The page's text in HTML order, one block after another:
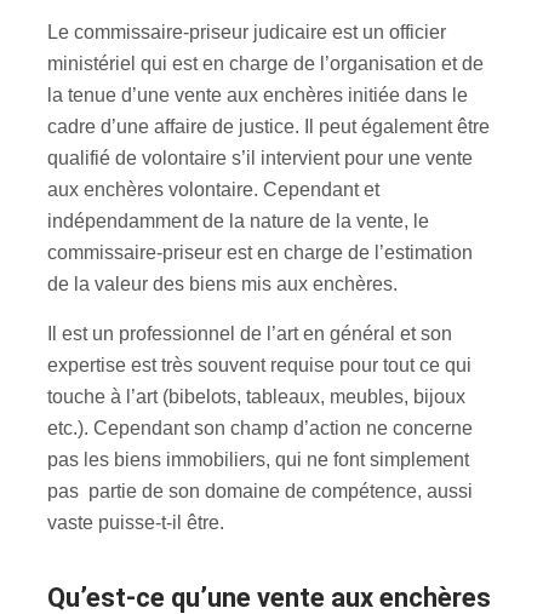
Le commissaire-priseur judicaire est un officier
ministériel qui est en charge de l’organisation et de
la tenue d’une vente aux enchères initiée dans le
cadre d’une affaire de justice. Il peut également être
qualifié de volontaire s’il intervient pour une vente
aux enchères volontaire. Cependant et
indépendamment de la nature de la vente, le
commissaire-priseur est en charge de l’estimation
de la valeur des biens mis aux enchères.
Il est un professionnel de l’art en général et son
expertise est très souvent requise pour tout ce qui
touche à l’art (bibelots, tableaux, meubles, bijoux
etc.). Cependant son champ d’action ne concerne
pas les biens immobiliers, qui ne font simplement
pas partie de son domaine de compétence, aussi
vaste puisse-t-il être.
Qu’est-ce qu’une vente aux enchères